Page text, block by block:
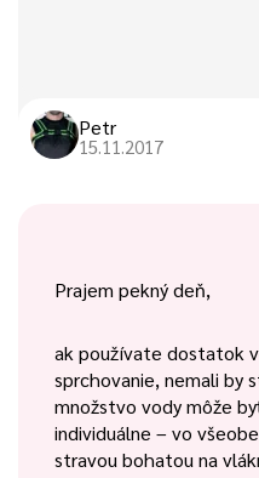
Petr
15.11.2017
Prajem pekný deň,
ak používate dostatok
sprchovanie, nemali by
množstvo vody môže
individuálne – vo
stravou bohatou na